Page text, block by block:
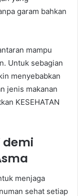
garam bahkan
mampu
Untuk sebagian
menyebabkan
jenis makanan
KESEHATAN
demi
menjaga
sehat setiap